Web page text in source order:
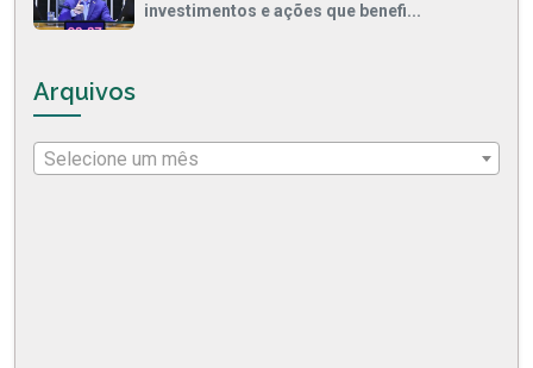
investimentos e ações que benefi...
Arquivos
Selecione um mês